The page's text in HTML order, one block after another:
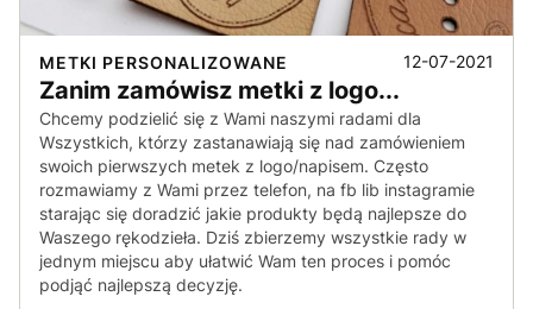
METKI PERSONALIZOWANE 12-07-2021
Zanim zamówisz metki z logo...
Chcemy podzielić się z Wami naszymi radami dla
Wszystkich, którzy zastanawiają się nad zamówieniem
swoich pierwszych metek z logo/napisem. Często
rozmawiamy z Wami przez telefon, na fb lib instagramie
starając się doradzić jakie produkty będą najlepsze do
Waszego rękodzieła. Dziś zbierzemy wszystkie rady w
jednym miejscu aby ułatwić Wam ten proces i pomóc
podjąć najlepszą decyzję.